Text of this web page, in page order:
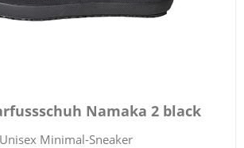
Namaka 2 black
Unisex Minimal-Sneaker